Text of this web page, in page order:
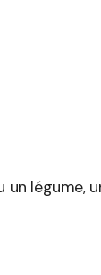
légume,